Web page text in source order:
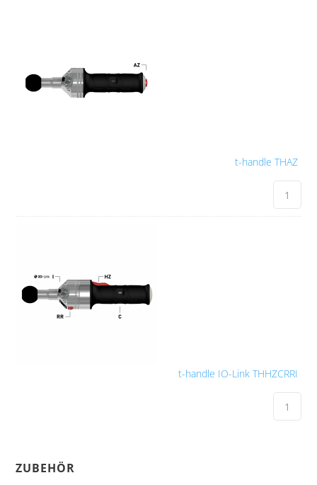
t-handle THAZ
t-handle IO-Link THHZCRRI
ZUBEHÖR